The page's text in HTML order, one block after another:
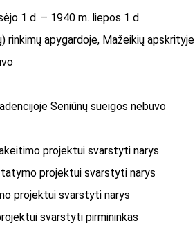
1 d. – 1940 m. liepos 1 d.
rinkimų apygardoje, Mažeikių apskrityje
Seniūnų sueigos nebuvo
projektui svarstyti narys
projektui svarstyti narys
projektui svarstyti narys
svarstyti pirmininkas